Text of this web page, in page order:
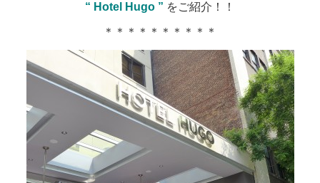
“ Hotel Hugo ” をご紹介！！
＊＊＊＊＊＊＊＊＊＊